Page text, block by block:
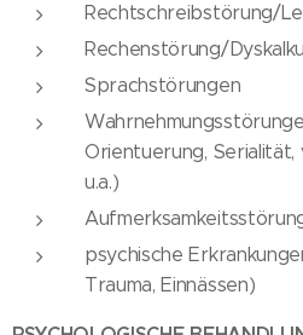
Rechtschreibstörung/
Rechenstörung/
Sprachstörungen
Orientuerung,
u.a.)
psychische
Trauma, Einnässen)